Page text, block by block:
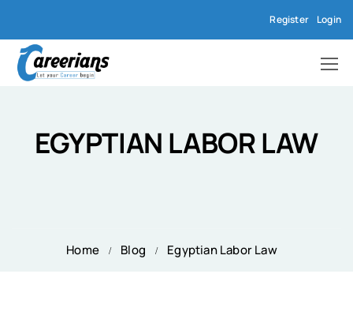
Register Login
EGYPTIAN LABOR LAW
Home Blog Egyptian Labor Law